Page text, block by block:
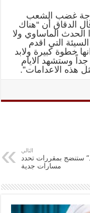
غضب الشعب
الدقاق أن “هناك
الماساوي ولا
التي اقدم
خطوة كبيرة ولابد
وستشهد الايام
هذه الاعدامات”.
التالي
ستنضج بمقررات تحدد
مسارات جدية